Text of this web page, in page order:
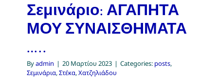
Σεμινάριο: ΑΓΑΠΗΤΑ
ΜΟΥ ΣΥΝΑΙΣΘΗΜΑΤΑ
…..
Byadmin | 20 Μαρτίου 2023 | Categories: posts,
Σεμινάρια,Στέκα,Χατζηλιάδου